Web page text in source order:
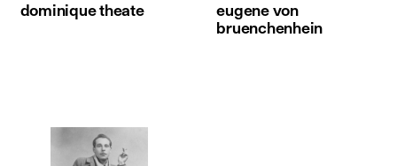
dominique theate
eugene von
bruenchenhein